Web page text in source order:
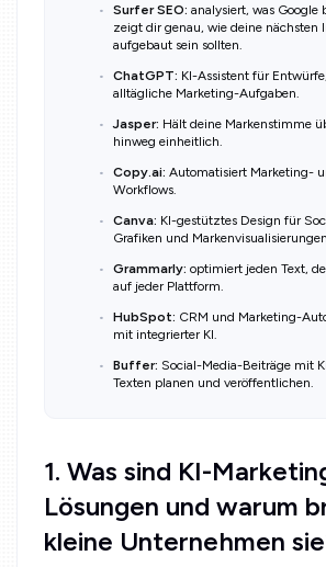
Surfer SEO: analysiert, was Google
zeigt dir genau, wie deine nächsten
aufgebaut sein sollten.
ChatGPT: KI-Assistent für
alltägliche Marketing-Aufgaben.
Jasper: Hält deine Markenstimme
hinweg einheitlich.
Copy.ai: Automatisiert Marketing-
Workflows.
Canva: KI-gestütztes Design für
Grafiken und Markenvisualisierungen.
Grammarly: optimiert jeden Text,
auf jeder Plattform.
HubSpot: CRM und Marketing-
mit integrierter KI.
Buffer: Social-Media-Beiträge mit
Texten planen und veröffentlichen.
1. Was sind KI-
Lösungen und warum
kleine Unternehmen